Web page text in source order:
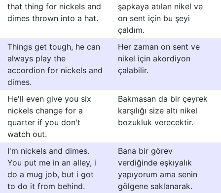
that thing for nickels and
dimes thrown into a hat.
şapkaya atılan nikel ve
on sent için bu şeyi
çaldım.
Things get tough, he can
always play the
accordion for nickels and
dimes.
Her zaman on sent ve
nikel için akordiyon
çalabilir.
He'll even give you six
nickels change for a
quarter if you don't
watch out.
Bakmasan da bir çeyrek
karşılığı size altı nikel
bozukluk verecektir.
I'm nickels and dimes.
You put me in an alley, i
do a mug job, but i got
to do it from behind.
Bana bir görev
verdiğinde eşkıyalık
yapıyorum ama senin
gölgene saklanarak.